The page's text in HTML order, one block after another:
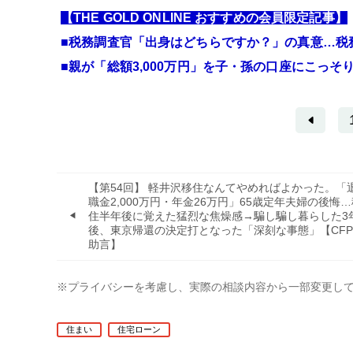
【THE GOLD ONLINE おすすめの会員限定記事】
■税務調査官「出身はどちらですか？」の真意…
■親が「総額3,000万円」を子・孫の口座にこっそ
【第54回】 軽井沢移住なんてやめればよかった。「
職金2,000万円・年金26万円」65歳定年夫婦の後悔
住半年後に覚えた猛烈な焦燥感→騙し騙し暮らした3
後、東京帰還の決定打となった「深刻な事態」【
助言】
※プライバシーを考慮し、実際の相談内容から一部変更し
住まい 住宅ローン